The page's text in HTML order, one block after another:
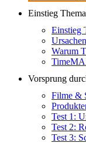
Einstieg
Einstieg
Warum
Vorsprung
Filme &
Test 1:
Test 2:
Test 3: